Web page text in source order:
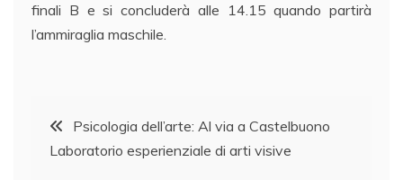
finali B e si concluderà alle 14.15 quando partirà
l’ammiraglia maschile.
Navigazione
articoli
Psicologia dell’arte: Al via a Castelbuono
Laboratorio esperienziale di arti visive